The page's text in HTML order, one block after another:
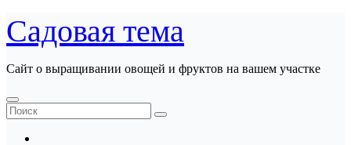
Перейти
к
содержанию
Садовая тема
Сайт о выращивании овощей и фруктов на вашем участке